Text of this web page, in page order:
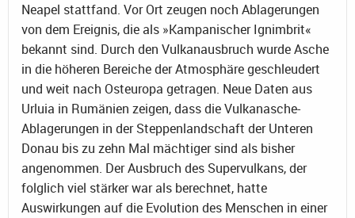
Neapel stattfand. Vor Ort zeugen noch Ablagerungen
von dem Ereignis, die als »Kampanischer Ignimbrit«
bekannt sind. Durch den Vulkanausbruch wurde Asche
in die höheren Bereiche der Atmosphäre geschleudert
und weit nach Osteuropa getragen. Neue Daten aus
Urluia in Rumänien zeigen, dass die Vulkanasche-
Ablagerungen in der Steppenlandschaft der Unteren
Donau bis zu zehn Mal mächtiger sind als bisher
angenommen. Der Ausbruch des Supervulkans, der
folglich viel stärker war als berechnet, hatte
Auswirkungen auf die Evolution des Menschen in einer